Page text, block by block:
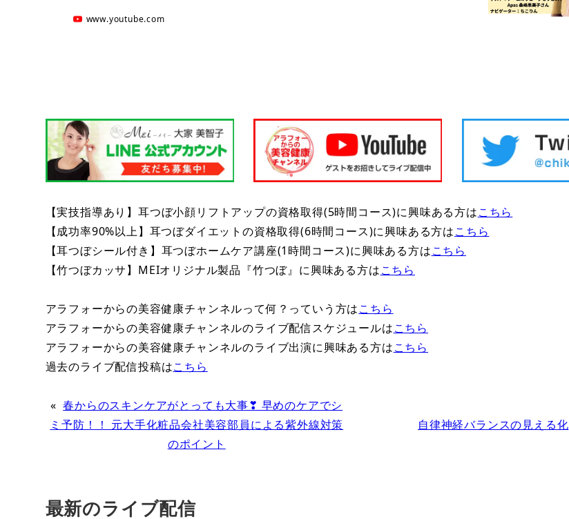
www.youtube.com
【実技指導あり】耳つぼ小顔リフトアップの資格取得(5時間コース)に興味ある方はこちら
【成功率90%以上】耳つぼダイエットの資格取得(6時間コース)に興味ある方はこちら
【耳つぼシール付き】耳つぼホームケア講座(1時間コース)に興味ある方はこちら
【竹つぼカッサ】MEIオリジナル製品『竹つぼ』に興味ある方はこちら
アラフォーからの美容健康チャンネルって何？っていう方はこちら
アラフォーからの美容健康チャンネルのライブ配信スケジュールはこちら
アラフォーからの美容健康チャンネルのライブ出演に興味ある方はこちら
過去のライブ配信投稿はこちら
« 春からのスキンケアがとっても大事❣ 早めのケアでシ
ミ予防！！ 元大手化粧品会社美容部員による紫外線対策
のポイント
自律神経バランスの見える化
最新のライブ配信